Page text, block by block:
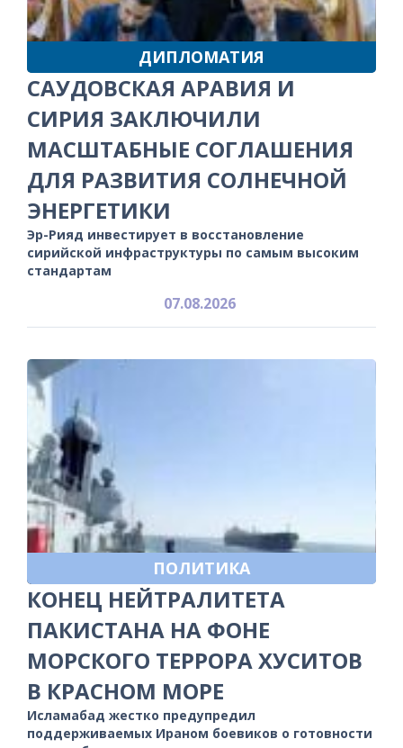
ДИПЛОМАТИЯ
САУДОВСКАЯ АРАВИЯ И
СИРИЯ ЗАКЛЮЧИЛИ
МАСШТАБНЫЕ СОГЛАШЕНИЯ
ДЛЯ РАЗВИТИЯ СОЛНЕЧНОЙ
ЭНЕРГЕТИКИ
Эр-Рияд инвестирует в восстановление
сирийской инфраструктуры по самым высоким
стандартам
07.08.2026
ПОЛИТИКА
КОНЕЦ НЕЙТРАЛИТЕТА
ПАКИСТАНА НА ФОНЕ
МОРСКОГО ТЕРРОРА ХУСИТОВ
В КРАСНОМ МОРЕ
Исламабад жестко предупредил
поддерживаемых Ираном боевиков о готовности